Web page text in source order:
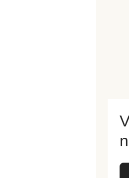
de le chauffer. Chauffer
selon les instructions avant
Amsterdam Nederland